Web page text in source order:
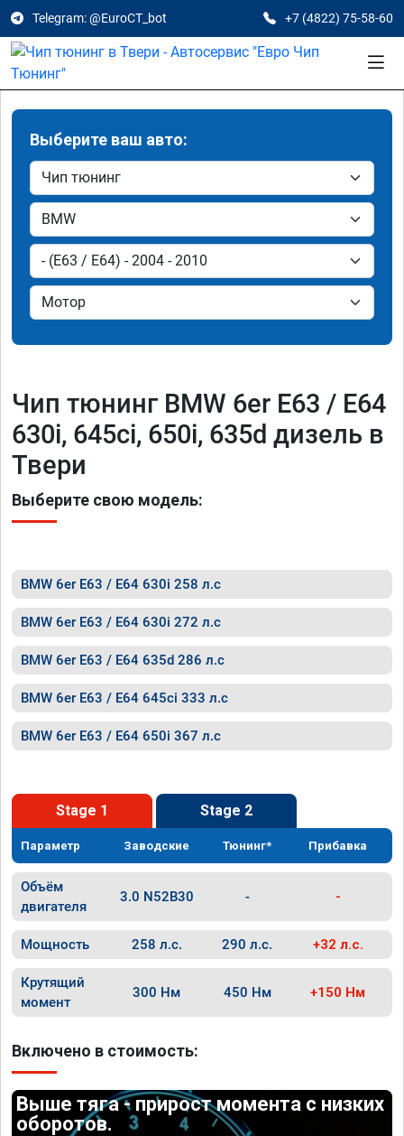
Telegram: @EuroCT_bot +7 (4822) 75-58-60
Выберите ваш авто:
Чип тюнинг BMW 6er E63 / E64
630i, 645ci, 650i, 635d дизель в
Твери
Выберите свою модель:
BMW 6er E63 / E64 630i 258 л.с
BMW 6er E63 / E64 630i 272 л.с
BMW 6er E63 / E64 635d 286 л.с
BMW 6er E63 / E64 645ci 333 л.с
BMW 6er E63 / E64 650i 367 л.с
Stage 1 Stage 2
Параметр Заводские Тюнинг* Прибавка
Объём
двигателя
3.0 N52B30 - -
Мощность 258 л.с. 290 л.с. +32 л.с.
Крутящий
момент
300 Нм 450 Нм +150 Нм
Включено в стоимость:
Выше тяга - прирост момента с низких
оборотов.